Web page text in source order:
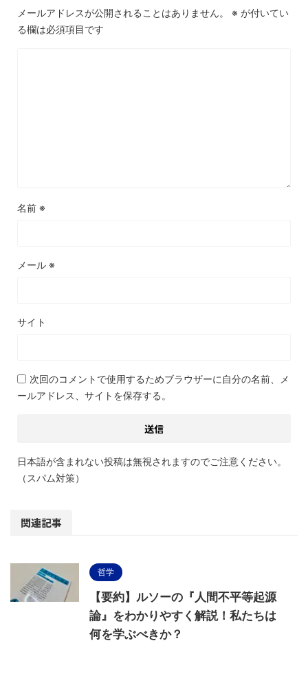
メールアドレスが公開されることはありません。 ※ が付いてい
る欄は必須項目です
名前 ※
メール ※
サイト
次回のコメントで使用するためブラウザーに自分の名前、メ
ールアドレス、サイトを保存する。
日本語が含まれない投稿は無視されますのでご注意ください。
（スパム対策）
関連記事
哲学
【要約】ルソーの『人間不平等起源
論』をわかりやすく解説！私たちは
何を学ぶべきか？